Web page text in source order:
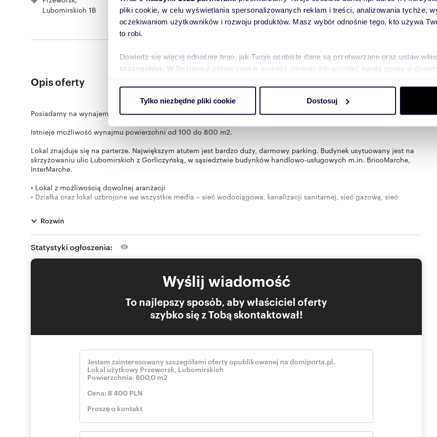
pliki cookie, w celu wyświetlania spersonalizowanych reklam i treści, analizowania tychże,
oczekiwaniom użytkowników i rozwoju produktów. Masz wybór odnośnie tego, kto używa
to robi.
Dowiedz się więcej odnośnie tego, jak Twoje osobiste dane są przetwarzane oraz ustaw
szczegółów . W Deklaracji plików cookie możesz zmienić lub wycofać swoją zgodę w
ruch w naszej witrynie. Informacje o tym, jak korzystasz z naszej witryny, udostępniamy
reklamowym i analitycznym. Partnerzy mogą połączyć te informacje z innymi danymi
uzyskanymi podczas korzystania z ich usług.
Tylko niezbędne pliki cookie Dostosuj
Lubomirskich 1B
Opis oferty
Posiadamy na wynajem lokal handlowo usługowy w Przeworsku, ul. Lubomirskich 1B.
Istnieje możliwość wynajmu powierzchni od 100 do 800 m2.
Lokal znajduje się na parterze. Największym atutem jest bardzo duży, darmowy parking. Budynek usytuowany jest na
skrzyżowaniu ulic Lubomirskich z Gorliczyńską, w sąsiedztwie budynków handlowo-usługowych m.in. BricoMarche,
InterMarche.
• Lokal z możliwością dowolnej aranżacji
• Działka oraz lokal uzbrojone we wszystkie media – sieć wodociągowa, kanalizacji sanitarnej, sieć gazową, sieć
• Dostępne miejsca pod reklamę
Oferta bezpośrednia od właściciela nieruchomości. Istnieje możliwość negocjacji.
*Podana cena jest ceną netto. Niniejsze ogłoszenie nie stanowi oferty w rozumieniu Kodeksu Cywilnego, lecz ma
charakter informacyjny.
Rozwiń
Statystyki ogłoszenia:
Wyślij wiadomość
To najlepszy sposób, aby właściciel oferty
szybko się z Tobą skontaktował!